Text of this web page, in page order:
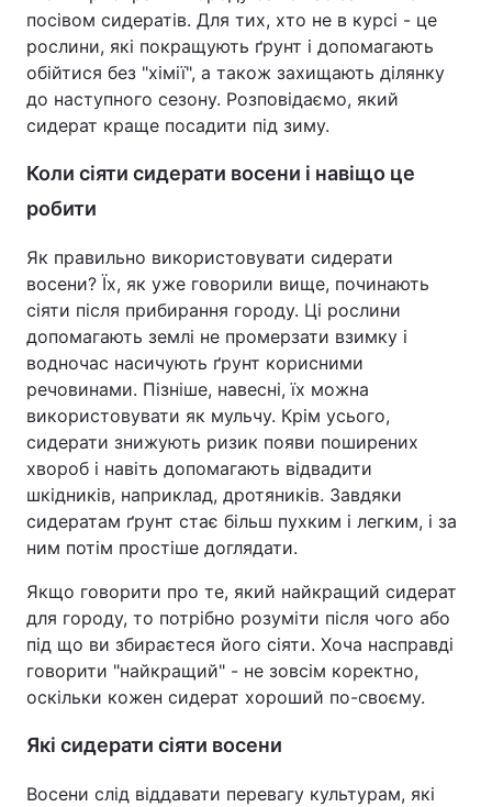
посівом сидератів. Для тих, хто не в курсі - це
рослини, які покращують ґрунт і допомагають
обійтися без "хімії", а також захищають ділянку
до наступного сезону. Розповідаємо, який
сидерат краще посадити під зиму.
Коли сіяти сидерати восени і навіщо це
робити
Як правильно використовувати сидерати
восени? Їх, як уже говорили вище, починають
сіяти після прибирання городу. Ці рослини
допомагають землі не промерзати взимку і
водночас насичують ґрунт корисними
речовинами. Пізніше, навесні, їх можна
використовувати як мульчу. Крім усього,
сидерати знижують ризик появи поширених
хвороб і навіть допомагають відвадити
шкідників, наприклад, дротяників. Завдяки
сидератам ґрунт стає більш пухким і легким, і за
ним потім простіше доглядати.
Якщо говорити про те, який найкращий сидерат
для городу, то потрібно розуміти після чого або
під що ви збираєтеся його сіяти. Хоча насправді
говорити "найкращий" - не зовсім коректно,
оскільки кожен сидерат хороший по-своєму.
Які сидерати сіяти восени
Восени слід віддавати перевагу культурам, які